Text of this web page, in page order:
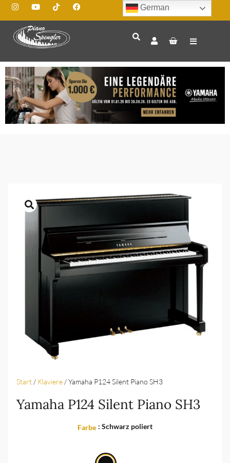
Start / Klaviere / Yamaha P124 Silent Piano SH3
Yamaha P124 Silent Piano SH3
Farbe : Schwarz poliert
German